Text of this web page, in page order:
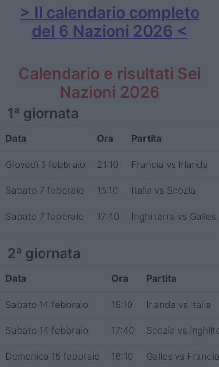
> Il calendario completo
del 6 Nazioni 2026 <
Calendario e risultati Sei
Nazioni 2026
1ª giornata
Data Ora Partita
Giovedì 5 febbraio 21:10 Francia vs Irlanda
Sabato 7 febbraio 15:10 Italia vs Scozia
Sabato 7 febbraio 17:40 Inghilterra vs Galles
2ª giornata
Data Ora Partita
Sabato 14 febbraio 15:10 Irlanda vs Italia
Sabato 14 febbraio 17:40 Scozia vs
Domenica 15 febbraio 16:10 Galles vs Francia